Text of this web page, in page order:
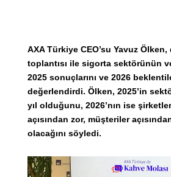
AXA Türkiye CEO’su Yavuz
toplantısı ile sigorta sektörünün
2025 sonuçlarını ve 2026
değerlendirdi. Ölken, 2025’in
yıl olduğunu, 2026’nın ise
açısından zor, müşteriler
olacağını söyledi.